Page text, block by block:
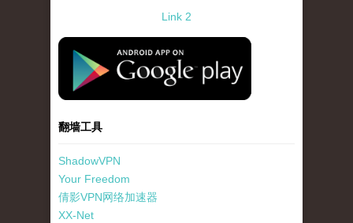
Link 2
standard-icon-googleplay-app-store.png
翻墙工具
ShadowVPN
Your Freedom
倩影VPN网络加速器
XX-Net